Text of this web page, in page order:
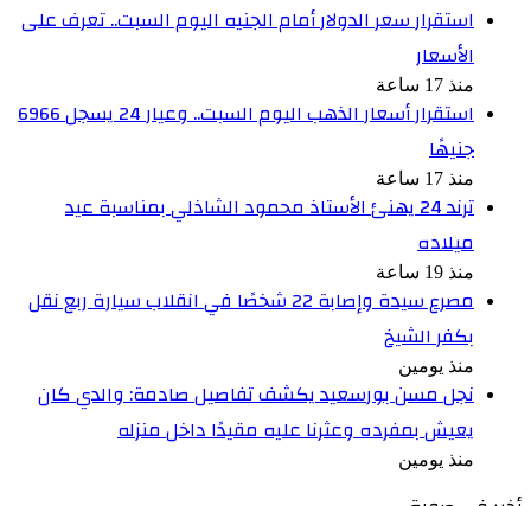
استقرار سعر الدولار أمام الجنيه اليوم السبت.. تعرف على
الأسعار
منذ 17 ساعة
استقرار أسعار الذهب اليوم السبت.. وعيار 24 يسجل 6966
جنيهًا
منذ 17 ساعة
ترند 24 يهنئ الأستاذ محمود الشاذلي بمناسبة عيد
ميلاده
منذ 19 ساعة
مصرع سيدة وإصابة 22 شخصًا في انقلاب سيارة ربع نقل
بكفر الشيخ
منذ يومين
نجل مسن بورسعيد يكشف تفاصيل صادمة: والدي كان
يعيش بمفرده وعثرنا عليه مقيدًا داخل منزله
منذ يومين